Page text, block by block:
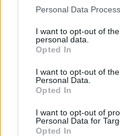
Please note that this
not limited to your visit or
grant or deny consent to
use your data for below
consent section.
Personal Data
I want to opt-out of
personal data.
Opted In
I want to opt-out of
Personal Data.
Opted In
I want to opt-out of
Personal Data for
Opted In
16 éve
"Trianon legkárosabb
az, hogy épp azokkal
akikkel azonosak a
ugyan már, ehhez
volna egy nulladik
polgárháborúval?